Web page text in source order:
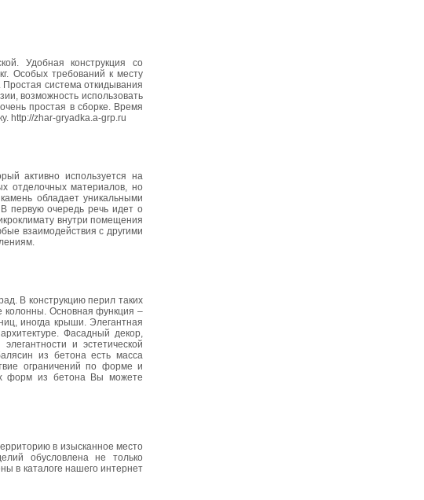
Удобная конструкция со
Особых требований к месту
система откидывания
возможность использовать
простая в сборке. Время
http://zhar-gryadka.a-grp.ru
активно используется на
отделочных материалов, но
обладает уникальными
первую очередь речь идет о
внутри помещения
взаимодействия с другими
В конструкцию перил таких
колонны. Основная функция –
иногда крыши. Элегантная
Фасадный декор,
и эстетической
из бетона есть масса
ограничений по форме и
форм из бетона Вы можете
в изысканное место
обусловлена не только
в каталоге нашего интернет